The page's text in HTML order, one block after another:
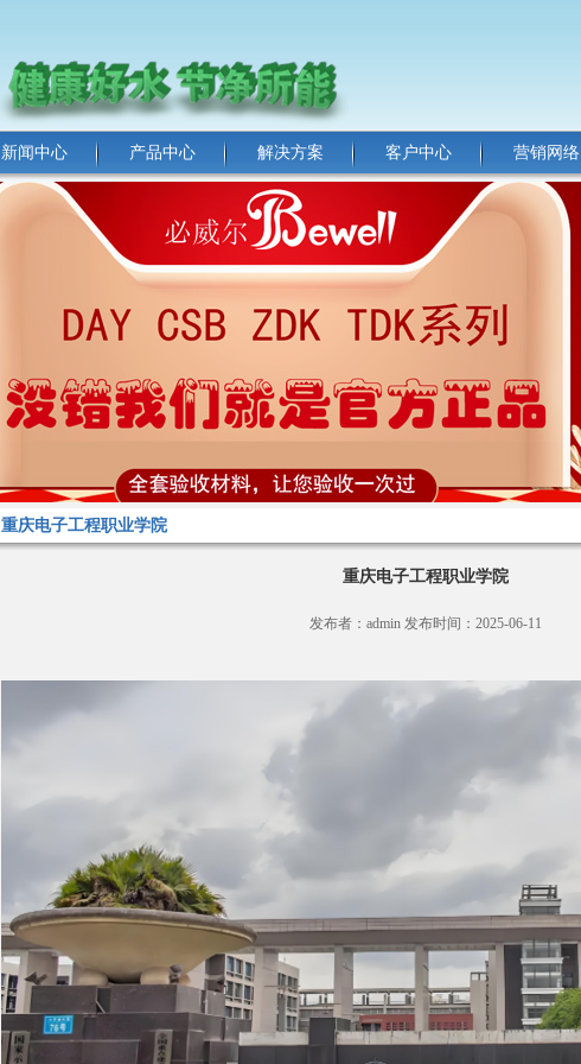
新闻中心 产品中心 解决方案 客户中心 营销网络
重庆电子工程职业学院
重庆电子工程职业学院
发布者：admin 发布时间：2025-06-11